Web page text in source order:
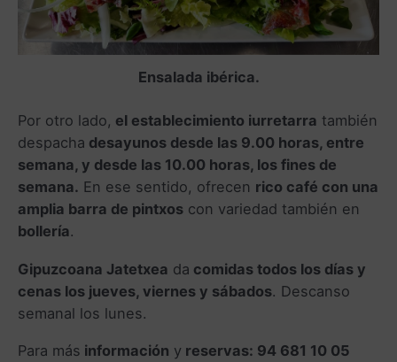
Ensalada ibérica.
Por otro lado, el establecimiento iurretarra también
despacha desayunos desde las 9.00 horas, entre
semana, y desde las 10.00 horas, los fines de
semana. En ese sentido, ofrecen rico café con una
amplia barra de pintxos con variedad también en
bollería.
Gipuzcoana Jatetxea da comidas todos los días y
cenas los jueves, viernes y sábados. Descanso
semanal los lunes.
Para más información y reservas: 94 681 10 05